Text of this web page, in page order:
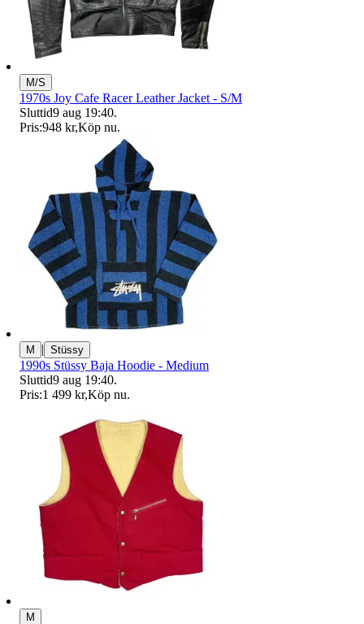
M/S
1970s Joy Cafe Racer Leather Jacket - S/M
Sluttid9 aug 19:40.
Pris:948 kr,Köp nu.
M | Stüssy
1990s Stüssy Baja Hoodie - Medium
Sluttid9 aug 19:40.
Pris:1 499 kr,Köp nu.
M